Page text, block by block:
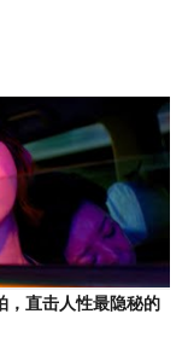
，直击人性最隐秘的